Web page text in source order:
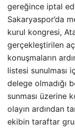
gereğince iptal
Sakaryaspor’da
kurul kongresi,
gerçekleştirilen
konuşmaların
listesi sunulması
delege olmadığı
sunması üzerine
olayın ardından
ekibin taraftar